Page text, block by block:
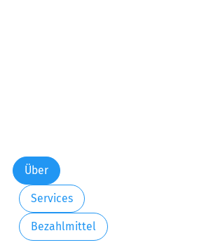
Über
Services
Bezahlmittel